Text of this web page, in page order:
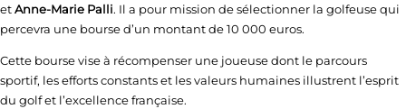
etAnne-Marie Palli. Il a pour mission de sélectionner la golfeuse qui
percevra une bourse d’un montant de 10 000 euros.
Cette bourse vise à récompenser une joueuse dont le parcours
sportif, les efforts constants et les valeurs humaines illustrent l’esprit
du golf et l’excellence française.